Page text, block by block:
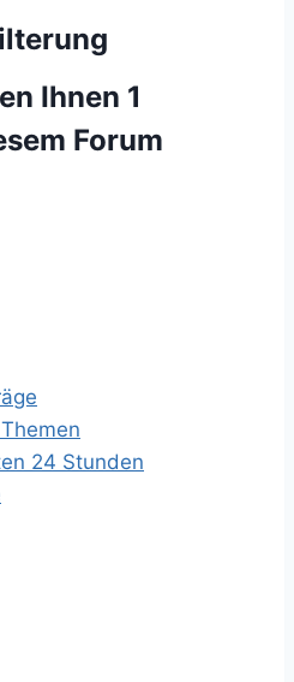
Ihnen 1
Forum
24 Stunden